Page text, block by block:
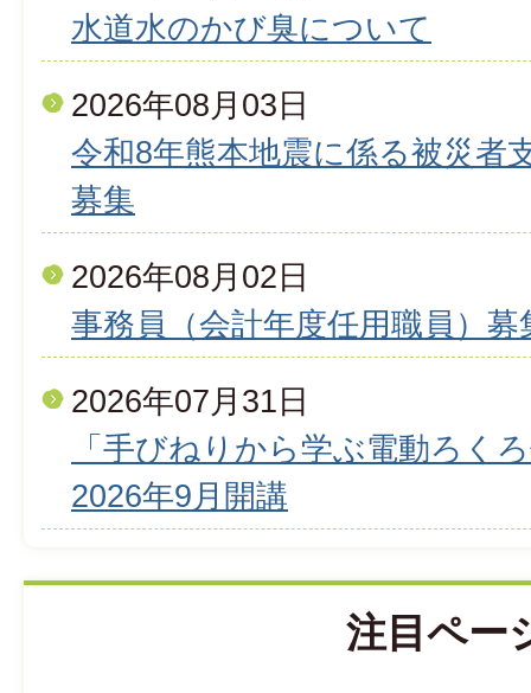
水道水のかび臭について
2026年08月03日
令和8年熊本地震に係る被災者
募集
2026年08月02日
事務員（会計年度任用職員）募
2026年07月31日
「手びねりから学ぶ電動ろく
2026年9月開講
注目ペー